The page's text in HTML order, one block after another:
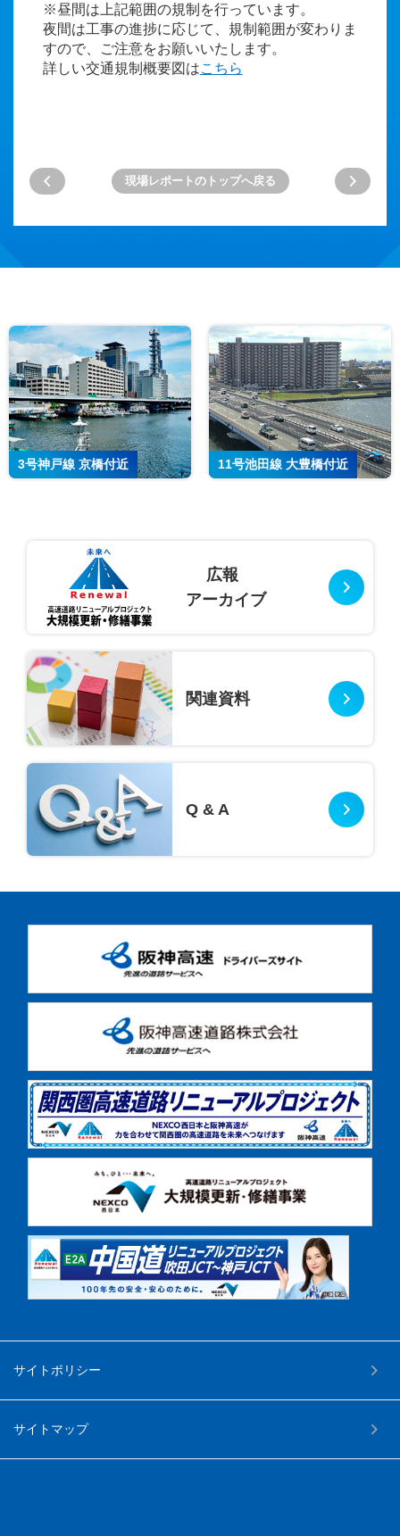
※昼間は上記範囲の規制を行っています。
夜間は工事の進捗に応じて、規制範囲が変わりま
すので、ご注意をお願いいたします。
詳しい交通規制概要図はこちら
現場レポートのトップへ戻る
3号神戸線 京橋付近 11号池田線 大豊橋付近
広報
アーカイブ
関連資料
Q & A
サイトポリシー
サイトマップ